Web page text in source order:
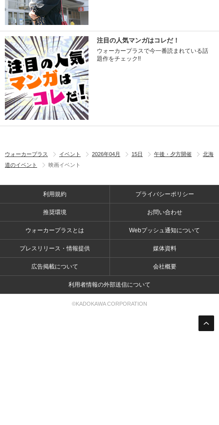
注目の人気マンガはコレだ！
ウォーカープラスで今一番読まれている話
題作をチェック!!
ウォーカープラス イベント 2026年04月 15日 午後・夕方開催
北海
道のイベント
映画イベント
利用規約 プライバシーポリシー
推奨環境 お問い合わせ
ウォーカープラスとは Webプッシュ通知について
プレスリリース・情報提供 媒体資料
広告掲載について 会社概要
利用者情報の外部送信について
©KADOKAWA CORPORATION